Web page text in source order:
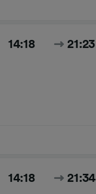
14:18 21:23
14:18 21:34